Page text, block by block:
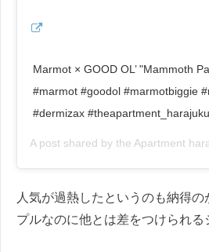
Marmot × GOOD OL’ "Mammoth
#marmot #goodol #marmotbiggie
#dermizax #theapartment_harajuku
A post shared by the Apartment
人気が過熱したというのも納得
プルなのに他とは差をつけられる